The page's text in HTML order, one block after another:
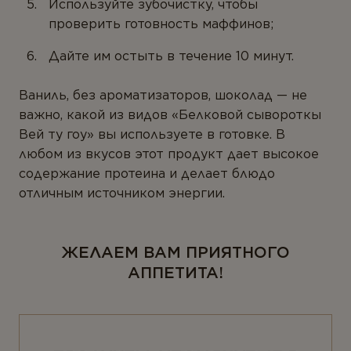
Ферменты
Вегетарианство и веганство
Серия для детей
Линейка Омега-3
Используйте зубочистку, чтобы
проверить готовность маффинов;
Дайте им остыть в течение 10 минут.
Ваниль, без ароматизаторов, шоколад — не
важно, какой из видов «Белковой сывороткы
Вей ту гоу» вы используете в готовке. В
любом из вкусов этот продукт дает высокое
содержание протеина и делает блюдо
отличным источником энергии.
ЖЕЛАЕМ ВАМ ПРИЯТНОГО
АППЕТИТА!